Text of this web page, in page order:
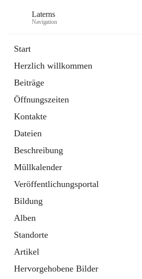
Laterns
Navigation
Start
Herzlich willkommen
Beiträge
Öffnungszeiten
Kontakte
Dateien
Beschreibung
Müllkalender
Veröffentlichungsportal
Bildung
Alben
Standorte
Artikel
Hervorgehobene Bilder
11 Schnellzugriffe
Soziales
1 Schnellzugriff